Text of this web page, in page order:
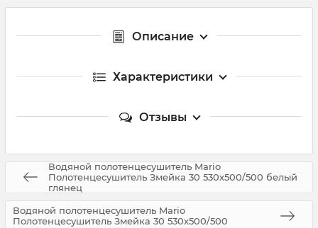
Описание
Характеристики
Отзывы
Водяной полотенцесушитель Mario
Полотенцесушитель Змейка 30 530х500/500 белый
глянец
Водяной полотенцесушитель Mario
Полотенцесушитель Змейка 30 530х500/500